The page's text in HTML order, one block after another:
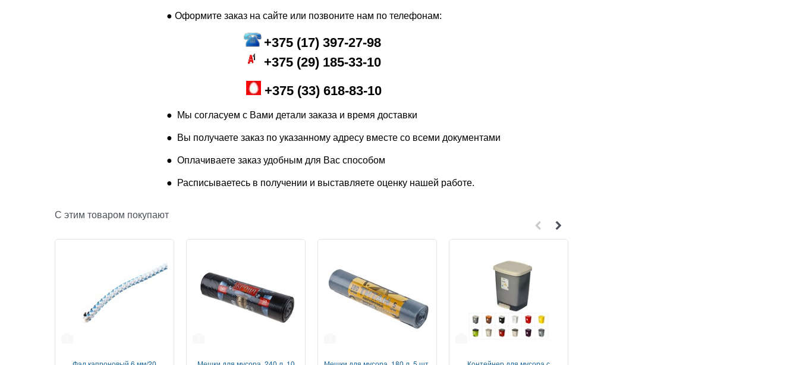
● Оформите заказ на сайте или позвоните нам по телефонам:
+375 (17) 397-27-98
+375 (29) 185-33-10
+375 (33) 618-83-10
● Мы согласуем с Вами детали заказа и время доставки
● Вы получаете заказ по указанному адресу вместе со всеми документами
● Оплачиваете заказ удобным для Вас способом
● Расписываетесь в получении и выставляете оценку нашей работе.
С этим товаром покупают